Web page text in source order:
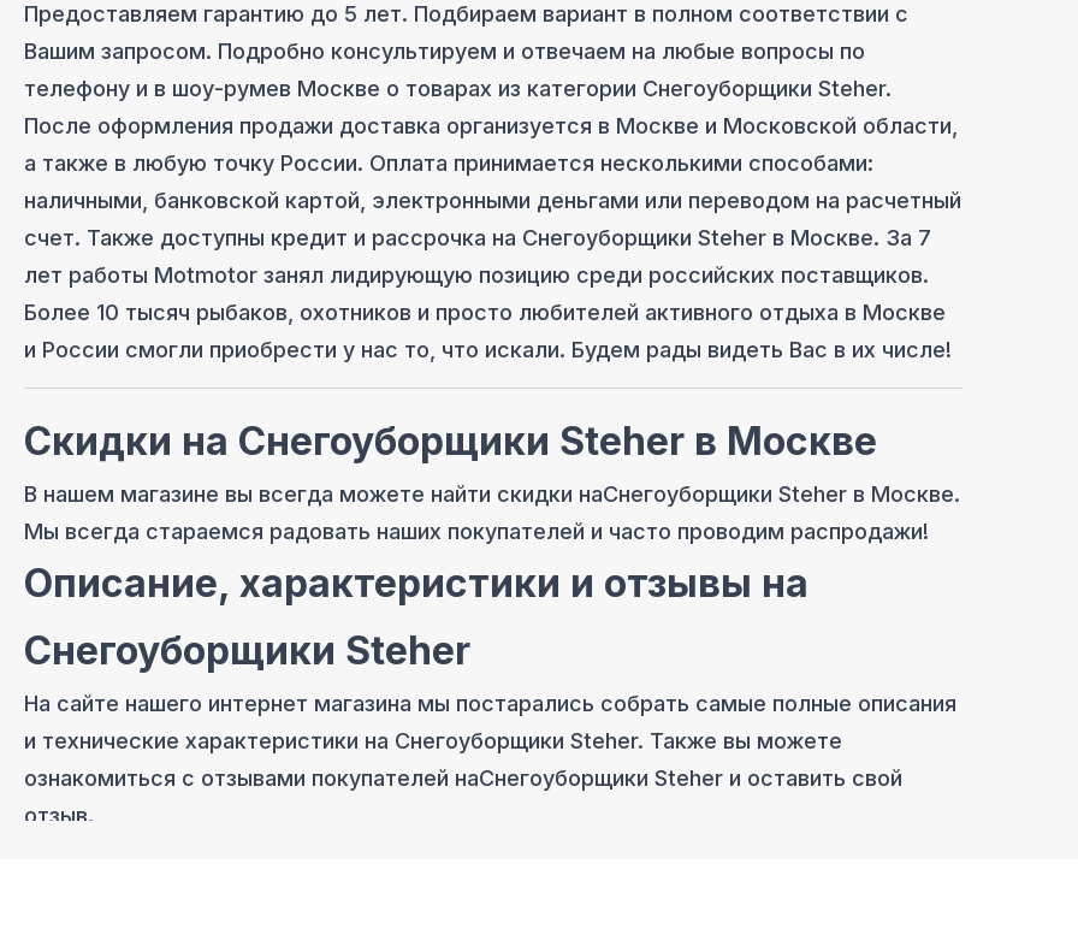
Предоставляем гарантию до 5 лет. Подбираем вариант в полном соответствии с
Вашим запросом. Подробно консультируем и отвечаем на любые вопросы по
телефону и в шоу-румев Москве о товарах из категории Снегоуборщики Steher.
После оформления продажи доставка организуется в Москве и Московcкой области,
а также в любую точку России. Оплата принимается несколькими способами:
наличными, банковской картой, электронными деньгами или переводом на расчетный
счет. Также доступны кредит и рассрочка на Снегоуборщики Steher в Москве. За 7
лет работы Motmotor занял лидирующую позицию среди российских поставщиков.
Более 10 тысяч рыбаков, охотников и просто любителей активного отдыха в Москве
и России смогли приобрести у нас то, что искали. Будем рады видеть Вас в их числе!
Скидки на Снегоуборщики Steher в Москве
В нашем магазине вы всегда можете найти скидки наСнегоуборщики Steher в Москве.
Мы всегда стараемся радовать наших покупателей и часто проводим распродажи!
Описание, характеристики и отзывы на
Снегоуборщики Steher
На сайте нашего интернет магазина мы постарались собрать самые полные описания
и технические характеристики на Снегоуборщики Steher. Также вы можете
ознакомиться с отзывами покупателей наСнегоуборщики Steher и оставить свой
отзыв.